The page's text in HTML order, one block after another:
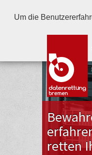
Um die
retten